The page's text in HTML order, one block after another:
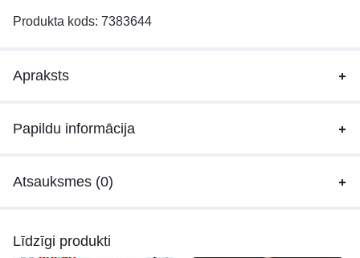
Produkta kods: 7383644
Apraksts
Papildu informācija
Atsauksmes (0)
Līdzīgi produkti